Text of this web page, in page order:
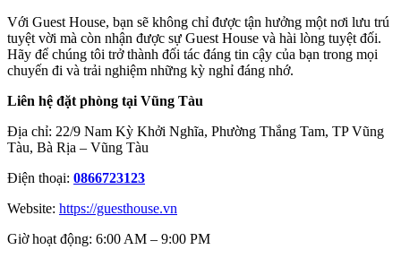
Với Guest House, bạn sẽ không chỉ được tận hưởng một nơi lưu trú
tuyệt vời mà còn nhận được sự Guest House và hài lòng tuyệt đối.
Hãy để chúng tôi trở thành đối tác đáng tin cậy của bạn trong mọi
chuyến đi và trải nghiệm những kỳ nghỉ đáng nhớ.
Liên hệ đặt phòng tại Vũng Tàu
Địa chỉ: 22/9 Nam Kỳ Khởi Nghĩa, Phường Thắng Tam, TP Vũng
Tàu, Bà Rịa – Vũng Tàu
Điện thoại: 0866723123
Website: https://guesthouse.vn
Giờ hoạt động: 6:00 AM – 9:00 PM